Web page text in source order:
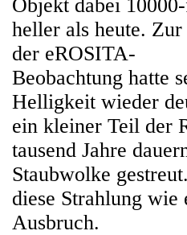
Objekt dabei
heller als heute.
der eROSITA-
Beobachtung hatte
Helligkeit wieder
ein kleiner Teil der
tausend Jahre
Staubwolke
diese Strahlung wie
Ausbruch.